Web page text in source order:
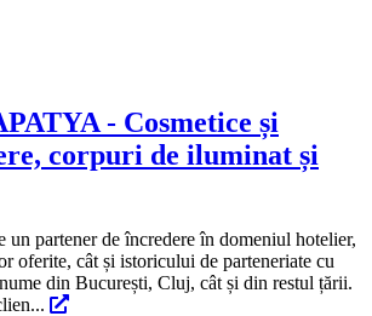
- Cosmetice și
corpuri de iluminat și
un partener de încredere în domeniul hotelier,
oferite, cât și istoricului de parteneriate cu
din București, Cluj, cât și din restul țării.